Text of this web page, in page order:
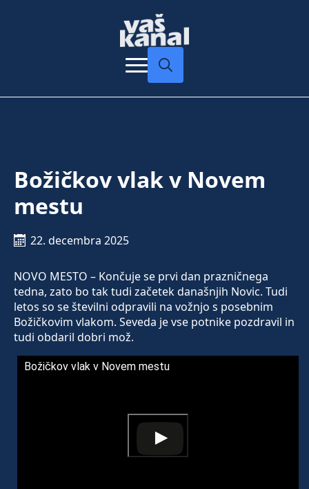
Božičkov vlak v Novem
mestu
22. decembra 2025
NOVO MESTO – Končuje se prvi dan prazničnega
tedna, zato bo tak tudi začetek današnjih Novic. Tudi
letos so se številni odpravili na vožnjo s posebnim
Božičkovim vlakom. Seveda je vse potnike pozdravil in
tudi obdaril dobri mož.
Božičkov vlak v Novem mestu